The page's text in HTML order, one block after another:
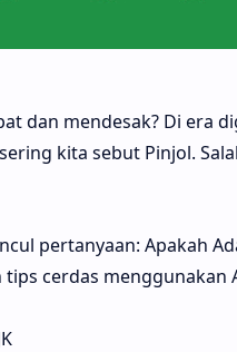
dan mendesak? Di era
kita sebut Pinjol.
pertanyaan: Apakah
cerdas menggunakan